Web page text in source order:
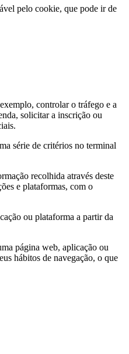
pelo cookie, que pode ir de
controlar o tráfego e a
solicitar a inscrição ou
série de critérios no terminal
recolhida através deste
e plataformas, com o
ou plataforma a partir da
página web, aplicação ou
hábitos de navegação, o que